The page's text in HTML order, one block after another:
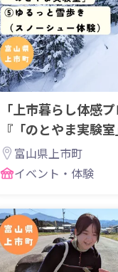
「上市暮らし体感
『「のとやま実験
き（冬季）
富山県上市町
イベント・体験